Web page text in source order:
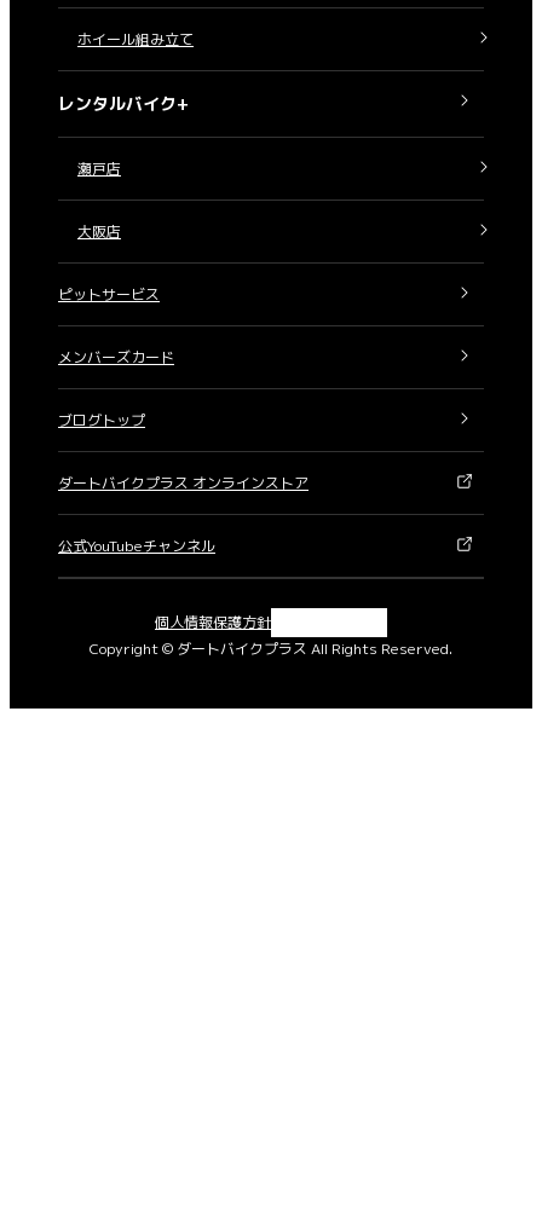
ホイール組み立て
レンタルバイク+
瀬戸店
大阪店
ピットサービス
メンバーズカード
ブログトップ
ダートバイクプラス オンラインストア
公式YouTubeチャンネル
Copyright © ダートバイクプラス All Rights Reserved.
個人情報保護方針X